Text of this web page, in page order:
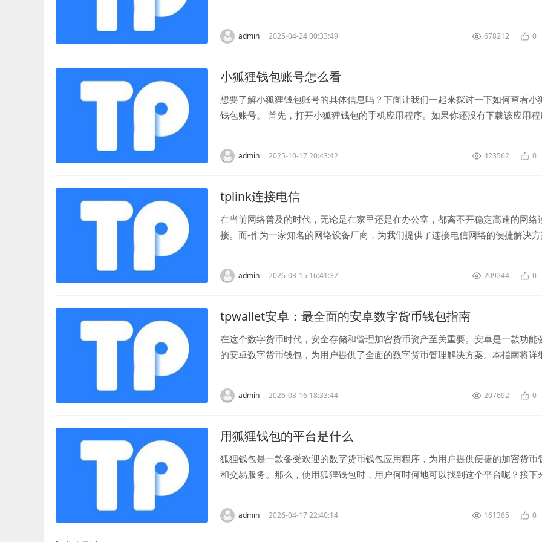
admin 2025-04-24 00:33:49 678212 0
小狐狸钱包账号怎么看
想要了解小狐狸钱包账号的具体信息吗？下面让我们一起来探讨一下如何查看小
钱包账号。 首先，打开小狐狸钱包的手机应用程序。如果你还没有下载该应用程
admin 2025-10-17 20:43:42 423562 0
tplink连接电信
在当前网络普及的时代，无论是在家里还是在办公室，都离不开稳定高速的网络
接。而-作为一家知名的网络设备厂商，为我们提供了连接电信网络的便捷解决方
admin 2026-03-15 16:41:37 209244 0
tpwallet安卓：最全面的安卓数字货币钱包指南
在这个数字货币时代，安全存储和管理加密货币资产至关重要。安卓是一款功能
的安卓数字货币钱包，为用户提供了全面的数字货币管理解决方案。本指南将详
admin 2026-03-16 18:33:44 207692 0
用狐狸钱包的平台是什么
狐狸钱包是一款备受欢迎的数字货币钱包应用程序，为用户提供便捷的加密货币
和交易服务。那么，使用狐狸钱包时，用户何时何地可以找到这个平台呢？接下
admin 2026-04-17 22:40:14 161365 0